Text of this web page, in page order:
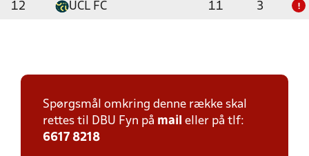
12 UCL FC 11 3 !
Spørgsmål omkring denne række skal
rettes til DBU Fyn på mail eller på tlf:
6617 8218